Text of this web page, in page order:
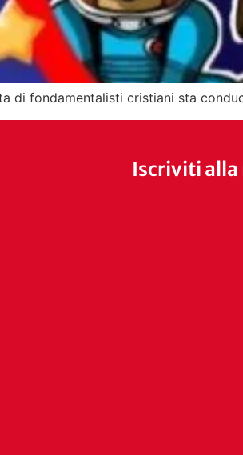
di fondamentalisti cristiani sta
Iscriviti